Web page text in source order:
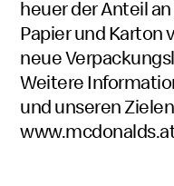
heuer der Anteil
Papier und Karton
neue
Weitere
und unseren